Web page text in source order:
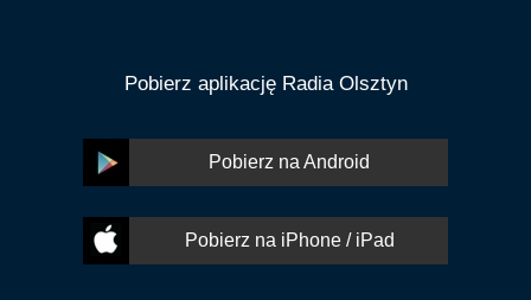
Pobierz aplikację Radia Olsztyn
Pobierz na Android
Pobierz na iPhone / iPad